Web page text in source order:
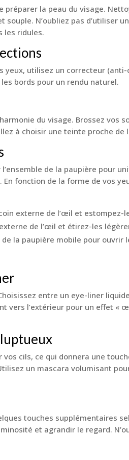
la peau du visage.
N’oubliez pas d’utiliser
les ridules.
utilisez un correcteur
bords pour un rendu naturel.
du visage. Brossez vos
à choisir une teinte proche
de la paupière pour
fonction de la forme de vos
externe de l’œil et
de l’œil et étirez-les
la paupière mobile pour
entre un eye-liner
vers l’extérieur pour un effet
cils, ce qui donnera une
un mascara volumisant
touches supplémentaires
et agrandir le regard.